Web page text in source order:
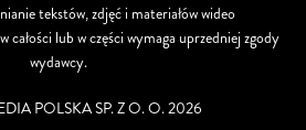
tekstów, zdjęć i materiałów wideo
całości lub w części wymaga uprzedniej zgody
wydawcy.
POLSKA SP. Z O. O. 2026